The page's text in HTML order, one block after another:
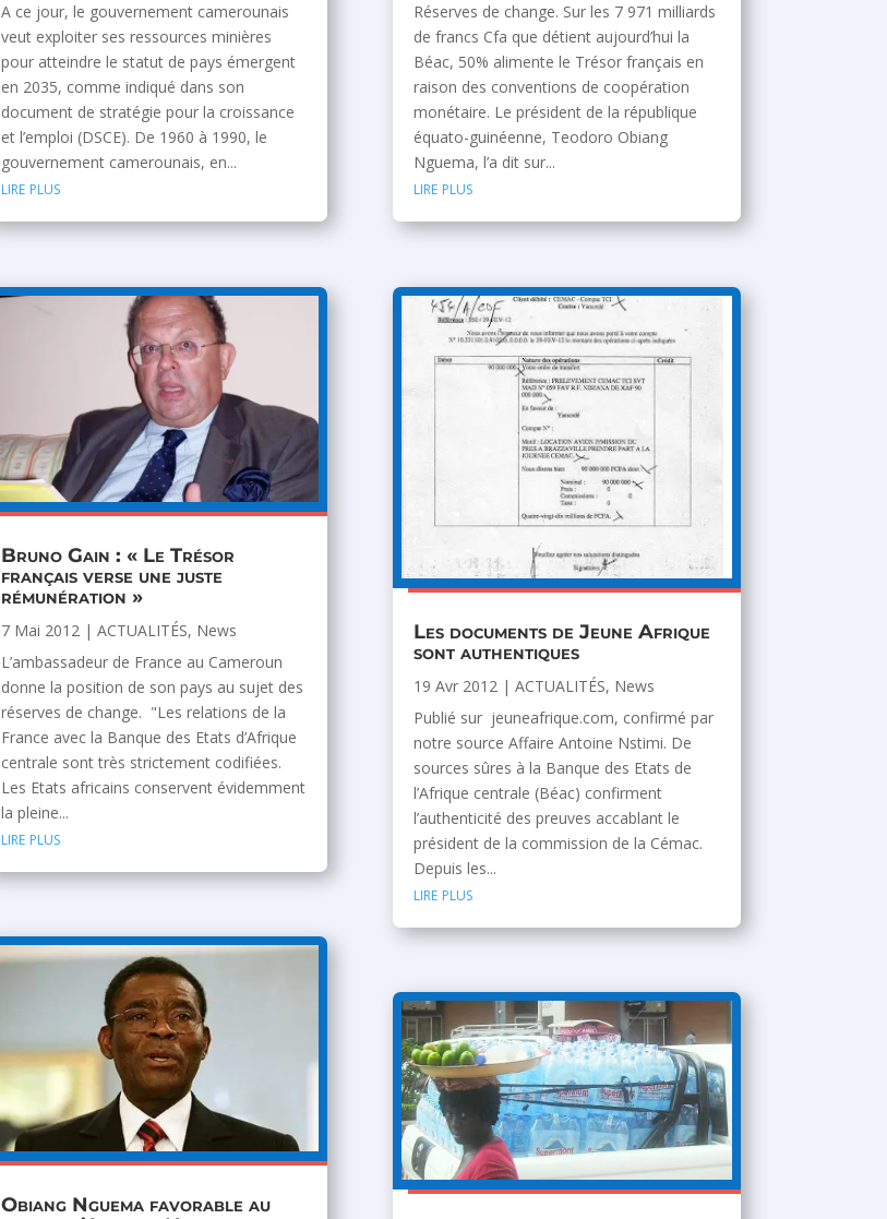
A ce jour, le gouvernement camerounais
veut exploiter ses ressources minières
pour atteindre le statut de pays émergent
en 2035, comme indiqué dans son
document de stratégie pour la croissance
et l’emploi (DSCE). De 1960 à 1990, le
gouvernement camerounais, en...
lire plus
Bruno Gain : « Le Trésor
français verse une juste
rémunération »
7 Mai 2012| ACTUALITÉS, News
L’ambassadeur de France au Cameroun
donne la position de son pays au sujet des
réserves de change. "Les relations de la
France avec la Banque des Etats d’Afrique
centrale sont très strictement codifiées.
Les Etats africains conservent évidemment
la pleine...
lire plus
Obiang Nguema favorable au
Réserves de change. Sur les 7 971 milliards
de francs Cfa que détient aujourd’hui la
Béac, 50% alimente le Trésor français en
raison des conventions de coopération
monétaire. Le président de la république
équato-guinéenne, Teodoro Obiang
Nguema, l’a dit sur...
lire plus
Les documents de Jeune Afrique
sont authentiques
19 Avr 2012| ACTUALITÉS, News
Publié sur jeuneafrique.com, confirmé par
notre source Affaire Antoine Nstimi. De
sources sûres à la Banque des Etats de
l’Afrique centrale (Béac) confirment
l’authenticité des preuves accablant le
président de la commission de la Cémac.
Depuis les...
lire plus